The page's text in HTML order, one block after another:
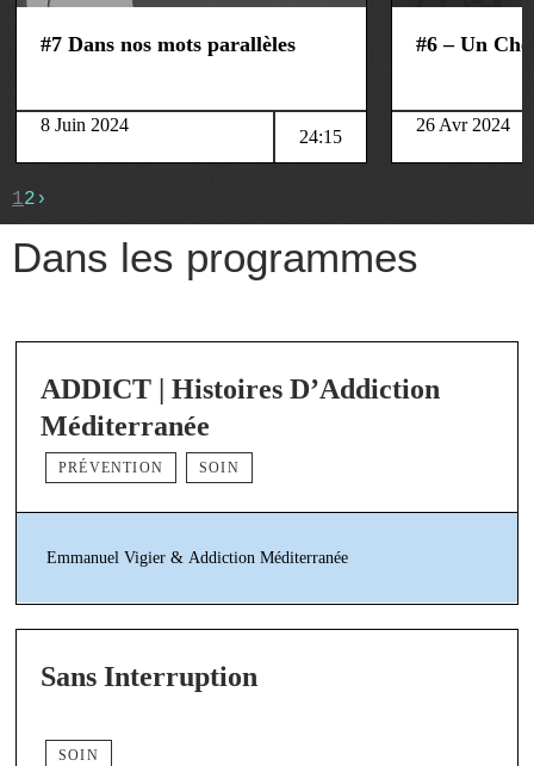
#7 Dans nos mots parallèles
8 Juin 2024
24:15
#6 – Un
26 Avr 2024
12 ›
Dans les programmes
ADDICT | Histoires D’Addiction
Méditerranée
PRÉVENTION SOIN
Emmanuel Vigier & Addiction Méditerranée
Sans Interruption
SOIN